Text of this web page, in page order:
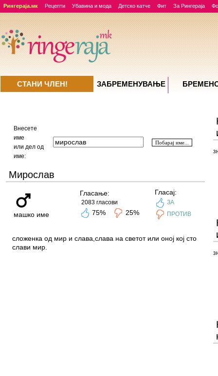
Рингераја.мк Рецепти Убавина и мода Детско катче Фит За Рингераја
Внесете
име
или дел од
име:
Мирослав
машко име
Гласање:
2083 гласови
75% 25%
Гласај:
ЗА
ПРОТИВ
сложенка од мир и слава,слава на светот или оној кој сто
слави мир.
СТАНИ ЧЛЕН! ЗАБРЕМЕНУВАЊE